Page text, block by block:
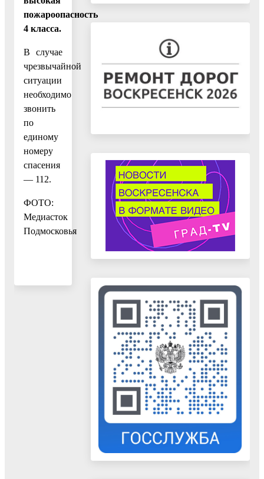
пожароопасность
4 класса.
В случае
чрезвычайной
ситуации
необходимо
звонить
по
единому
номеру
спасения
— 112.
ФОТО:
Медиасток
Подмосковья